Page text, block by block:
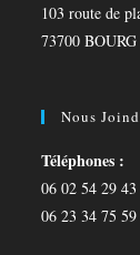
103 route de
73700
Nous
Téléphones :
06 02 54 29 43
06 23 34 75 59